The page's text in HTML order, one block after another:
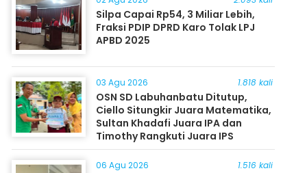
Silpa Capai Rp54, 3 Miliar Lebih,
Fraksi PDIP DPRD Karo Tolak LPJ
APBD 2025
03 Agu 2026 1.818 kali
OSN SD Labuhanbatu Ditutup,
Ciello Situngkir Juara Matematika,
Sultan Khadafi Juara IPA dan
Timothy Rangkuti Juara IPS
06 Agu 2026 1.516 kali